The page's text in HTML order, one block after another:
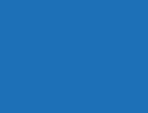
sorduğunda "yok"
Profesyonel
ile çalışmak,